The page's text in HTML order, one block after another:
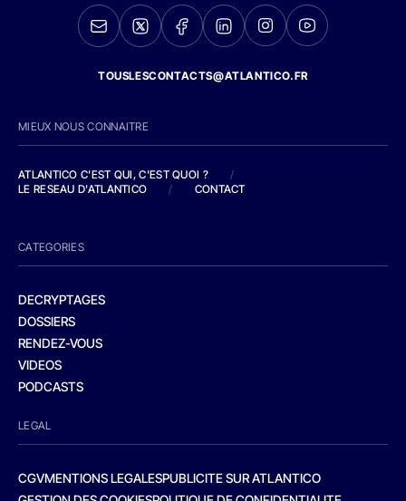
TOUSLESCONTACTS@ATLANTICO.FR
MIEUX NOUS CONNAITRE
ATLANTICO C'EST QUI, C'EST QUOI ?
/
LE RESEAU D'ATLANTICO
/ CONTACT
CATEGORIES
DECRYPTAGES
DOSSIERS
RENDEZ-VOUS
VIDEOS
PODCASTS
LEGAL
CGVMENTIONS LEGALESPUBLICITE SUR ATLANTICO